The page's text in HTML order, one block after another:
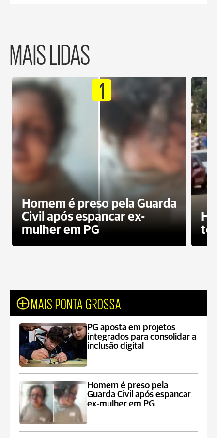
MAIS LIDAS
1
Homem é preso pela Guarda
Civil após espancar ex-
mulher em PG
MAIS PONTA GROSSA
PG aposta em projetos
integrados para consolidar a
inclusão digital
Homem é preso pela
Guarda Civil após espancar
ex-mulher em PG